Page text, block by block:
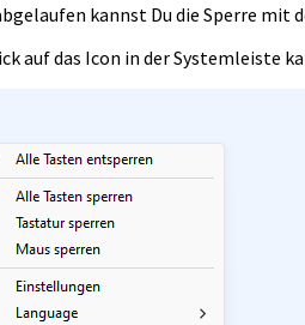
kannst Du die Sperre mit
auf das Icon in der Systemleiste